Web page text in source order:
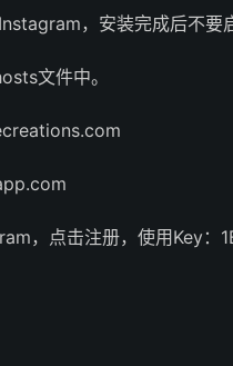
，安装完成后不要
文件中。
，点击注册，使用Key：